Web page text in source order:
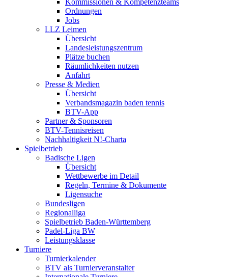
Kommissionen & Kompetenzteams
Ordnungen
Jobs
LLZ Leimen
Übersicht
Landesleistungszentrum
Plätze buchen
Räumlichkeiten nutzen
Anfahrt
Presse & Medien
Übersicht
Verbandsmagazin baden tennis
BTV-App
Partner & Sponsoren
BTV-Tennisreisen
Nachhaltigkeit N!-Charta
Spielbetrieb
Badische Ligen
Übersicht
Wettbewerbe im Detail
Regeln, Termine & Dokumente
Ligensuche
Bundesligen
Regionalliga
Spielbetrieb Baden-Württemberg
Padel-Liga BW
Leistungsklasse
Turniere
Turnierkalender
BTV als Turnierveranstalter